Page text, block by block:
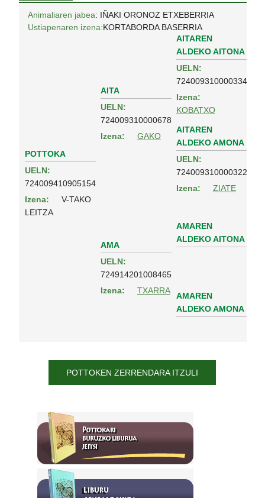
Animaliaren jabea: IÑAKI ORONOZ ETXEBERRIA
Ustiapenaren izena:KORTABORDA BASERRIA
POTTOKA
UELN:
724009410905154
Izena:
V-TAKO
LEITZA
AITA
UELN:
724009310000678
Izena:
GAKO
AITAREN
ALDEKO AITONA
UELN:
724009310000334
Izena:
KOBATXO
AITAREN
ALDEKO AMONA
UELN:
724009310000322
Izena:
ZIATE
AMA
UELN:
724914201008465
Izena:
TXARRA
AMAREN
ALDEKO AITONA
AMAREN
ALDEKO AMONA
POTTOKEN ZERRENDARA ITZULI